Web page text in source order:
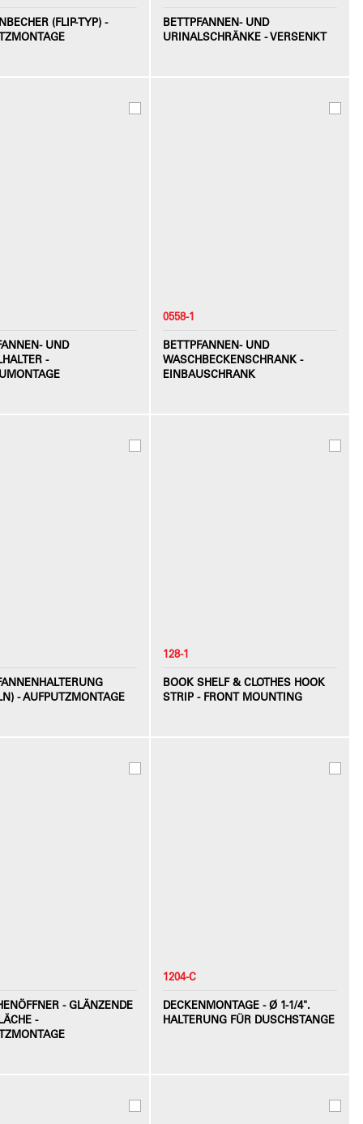
(FLIP-TYP) -
BETTPFANNEN- UND
URINALSCHRÄNKE - VERSENKT
UND
-
0558-1
BETTPFANNEN- UND
WASCHBECKENSCHRANK -
EINBAUSCHRANK
- AUFPUTZMONTAGE
128-1
BOOK SHELF & CLOTHES HOOK
STRIP - FRONT MOUNTING
- GLÄNZENDE
-
1204-C
DECKENMONTAGE - Ø 1-1/4".
HALTERUNG FÜR DUSCHSTANGE